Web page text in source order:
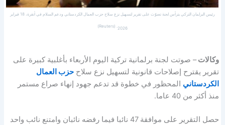
رئيس البرلمان التركي يترأس لجنة تصوّت على تقرير لتسهيل نزع سلاح حزب العمال الكردستاني ودعم السلام في أنقرة، 18 فبراير
2026. (Reuters)
وكالات– صوتت لجنة برلمانية تركية اليوم الأربعاء بأغلبية كبيرة على
تقرير يقترح إصلاحات قانونية لتسهيل نزع سلاححزب العمال
الكردستاني المحظور في خطوة قد تدعم جهود إنهاء صراع مستمر
منذ أكثر من 40 عاما.
حصل التقرير على موافقة 47 نائبا فيما رفضه نائبان وامتنع نائب واحد